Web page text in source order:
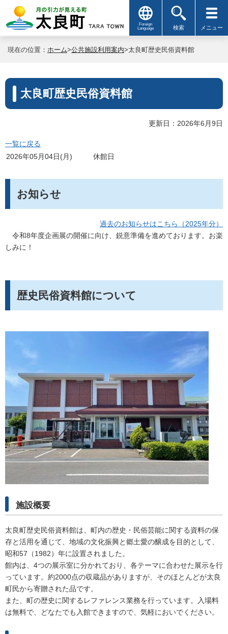
Foreign
Language
検索 メニュー
現在の位置： ホーム>公共施設利用案内>太良町歴史民俗資料館
太良町歴史民俗資料館
更新日：2026年6月9日
一覧に戻る
2026年05月04日(月)
休館日
お知らせ
過去のお知らせはこちら（2025年分）
令和8年度企画展の開催に向け、鋭意準備を進めております。お楽
しみに！
歴史民俗資料館について
施設概要
太良町歴史民俗資料館は、町内の歴史・民俗芸能に関する資料の保
存と活用を通じて、地域の文化振興と郷土愛の醸成を目的として、
昭和57（1982）年に設置されました。
館内は、4つの展示室に分かれており、各テーマに合わせた展示を行
っています。約2000点の収蔵品がありますが、そのほとんどが太良
町民から寄贈された品です。
また、町の歴史に関するレファレンス業務を行っています。入場料
は無料で、どなたでも入館できますので、気軽においでください。